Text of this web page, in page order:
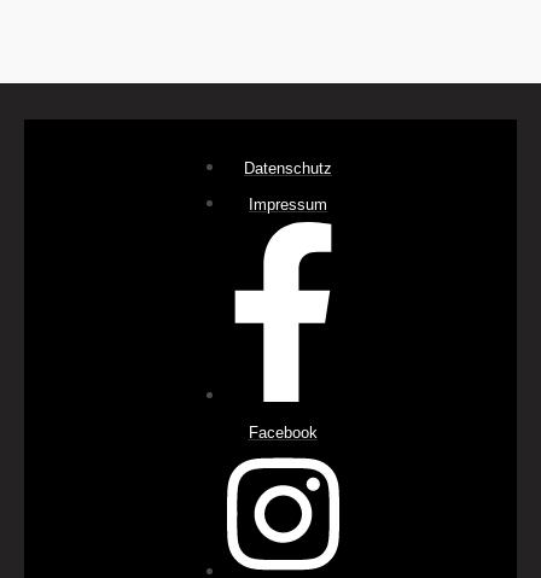
Datenschutz
Impressum
Facebook